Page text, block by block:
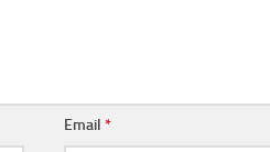
Email*